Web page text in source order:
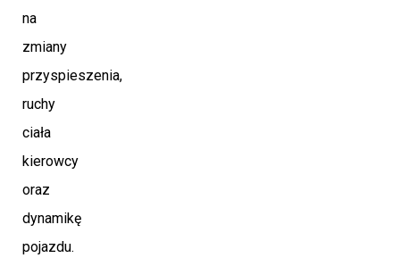
na
zmiany
przyspieszenia,
ruchy
ciała
kierowcy
oraz
dynamikę
pojazdu.